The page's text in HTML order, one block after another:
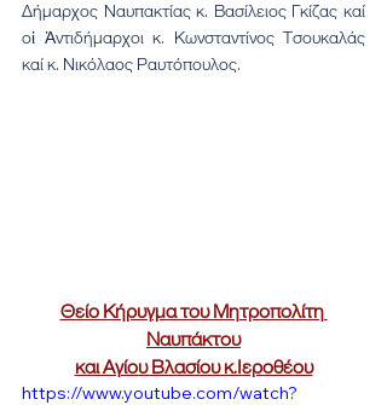
Δήμαρχος Ναυπακτίας κ. Βασίλειος Γκίζας καί
οἱ Ἀντιδήμαρχοι κ. Κωνσταντίνος Τσουκαλάς
καί κ. Νικόλαος Ραυτόπουλος.
Θείο Κήρυγμα του Μητροπολίτη
Ναυπάκτου
και Αγίου Βλασίου κ.Ιεροθέου
https://www.youtube.com/watch?